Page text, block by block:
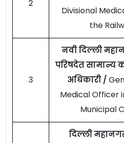
2
Divisional
the
3
नवी दिल्ली
परिषदेत सामान्य
अधिकारी /
Medical Officer
Municipal
दिल्ली